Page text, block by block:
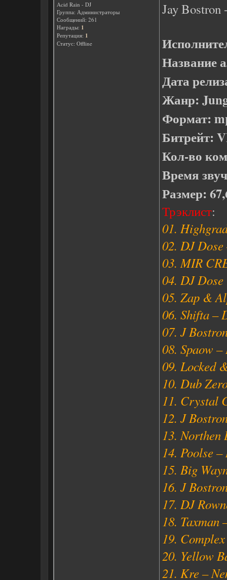
Acid Rain - DJ
Группа: Администраторы
Сообщений: 261
Награды: 1
Репутация: 1
Статус: Offline
Jay Bostron
Название
Дата
Жанр:
Формат:
Битрейт:
Кол-во
Время
Размер:
Трэклист:
01.
02. DJ
03. MIR
04. DJ
05. Zap &
06. Shifta –
07. J
08. Spaow
09. Locked
10. Dub
11. Crystal
12. J
13.
14. Poolse
15. Big
16. J
17. DJ
18. Taxman
19.
20. Yellow
21. Kre –